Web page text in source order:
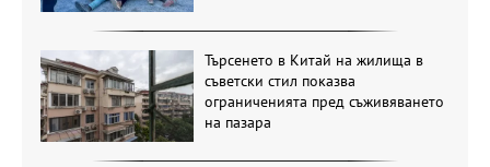
Търсенето в Китай на жилища в
съветски стил показва
ограниченията пред съживяването
на пазара